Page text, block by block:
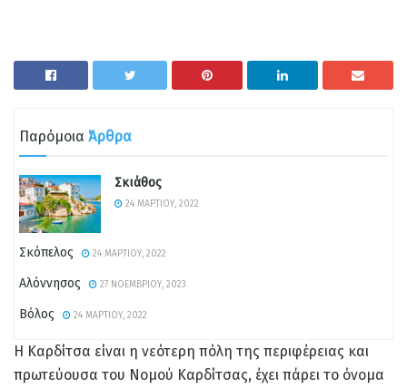
Παρόμοια Άρθρα
Σκιάθος
24 ΜΑΡΤΊΟΥ, 2022
Σκόπελος 24 ΜΑΡΤΊΟΥ, 2022
Αλόννησος 27 ΝΟΕΜΒΡΊΟΥ, 2023
Βόλος 24 ΜΑΡΤΊΟΥ, 2022
Η Καρδίτσα είναι η νεότερη πόλη της περιφέρειας και
πρωτεύουσα του Νομού Καρδίτσας, έχει πάρει το όνομα